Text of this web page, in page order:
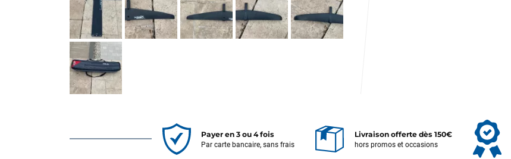
Payer en 3 ou 4 fois
Par carte bancaire, sans frais
Livraison offerte dès 150€
hors promos et occasions
Votre satisfaction est notre priorité !
Découvrez quelques uns de vos
commentaires laissés sur Google